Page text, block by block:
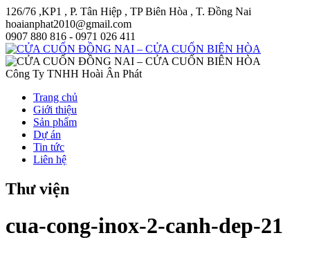
126/76 ,KP1 , P. Tân Hiệp , TP Biên Hòa , T. Đồng Nai
hoaianphat2010@gmail.com
0907 880 816 - 0971 026 411
Công Ty TNHH Hoài Ân Phát
Trang chủ
Giới thiệu
Sản phẩm
Dự án
Tin tức
Liên hệ
Thư viện
cua-cong-inox-2-canh-dep-21